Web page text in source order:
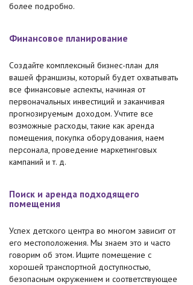
более подробно.
Финансовое планирование
Создайте комплексный бизнес-план для
вашей франшизы, который будет охватывать
все финансовые аспекты, начиная от
первоначальных инвестиций и заканчивая
прогнозируемым доходом. Учтите все
возможные расходы, такие как аренда
помещения, покупка оборудования, наем
персонала, проведение маркетинговых
кампаний и т. д.
Поиск и аренда подходящего
помещения
Успех детского центра во многом зависит от
его местоположения. Мы знаем это и часто
говорим об этом. Ищите помещение с
хорошей транспортной доступностью,
безопасным окружением и соответствующее